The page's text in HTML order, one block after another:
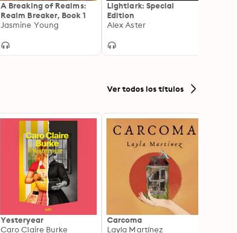
A Breaking of Realms:
Realm Breaker, Book 1
Jasmine Young
Lightlark: Special
Edition
Alex Aster
Ver todos los títulos
Yesteryear
Caro Claire Burke
Carcoma
Layla Martínez